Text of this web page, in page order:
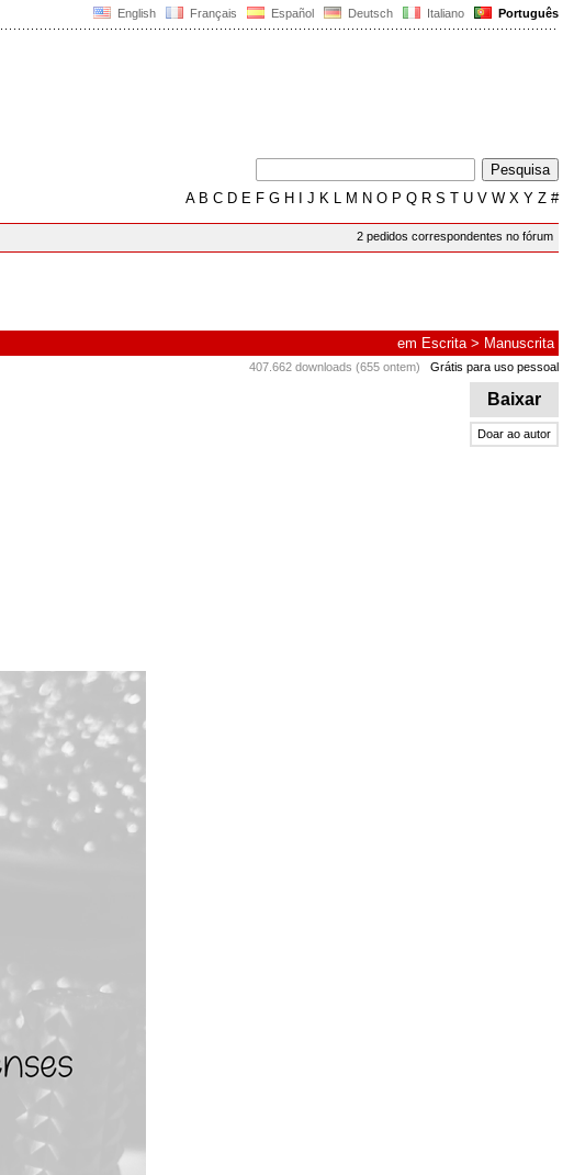
English Français Español Deutsch Italiano Português
AB C D E F G H J K L M N O P Q R S T U V W X Y Z #
2 pedidos correspondentes no fórum
em Escrita> Manuscrita
407.662 downloads (655 ontem) Grátis para uso pessoal
Baixar
Doar ao autor